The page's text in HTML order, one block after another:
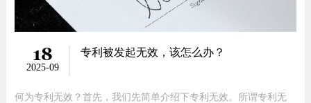
18
2025-09
专利被发起无效，该怎么办？
何为专利无效？首先，我们先简单介绍下专利无效。所谓专利无